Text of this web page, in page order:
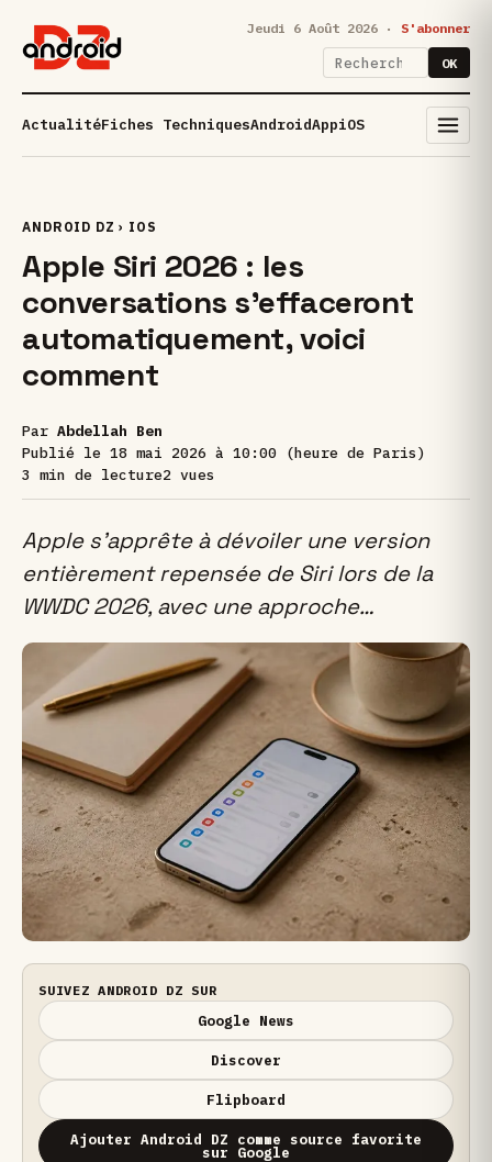
Jeudi 6 Août 2026 · S'abonner
OK
ActualitéFiches TechniquesAndroidAppiOS
ANDROID DZ › IOS
Apple Siri 2026 : les
conversations s’effaceront
automatiquement, voici
comment
ParAbdellah Ben
Publié le18 mai 2026 à 10:00 (heure de Paris)
3 min de lecture2 vues
Apple s’apprête à dévoiler une version
entièrement repensée de Siri lors de la
WWDC 2026, avec une approche…
SUIVEZ ANDROID DZ SUR
Google News
Discover
Flipboard
Ajouter Android DZ comme source favorite
sur Google